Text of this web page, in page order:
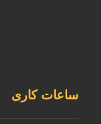
ساعات کاری